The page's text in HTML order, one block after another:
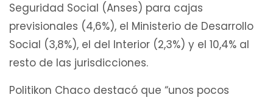
Seguridad Social (Anses) para cajas
previsionales (4,6%), el Ministerio de Desarrollo
Social (3,8%), el del Interior (2,3%) y el 10,4% al
resto de las jurisdicciones.
Politikon Chaco destacó que “unos pocos